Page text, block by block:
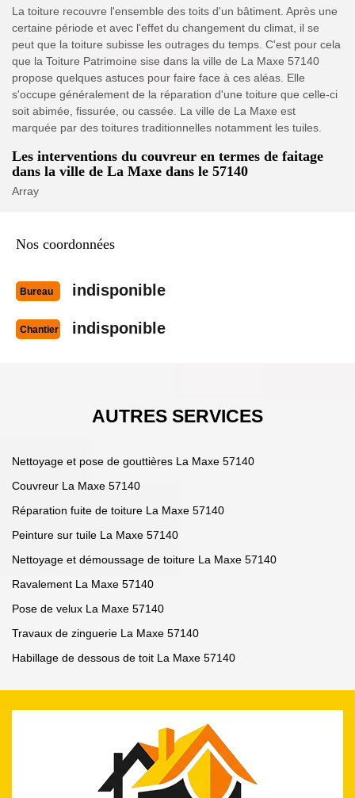
La toiture recouvre l'ensemble des toits d'un bâtiment. Après une
certaine période et avec l'effet du changement du climat, il se
peut que la toiture subisse les outrages du temps. C'est pour cela
que la Toiture Patrimoine sise dans la ville de La Maxe 57140
propose quelques astuces pour faire face à ces aléas. Elle
s'occupe généralement de la réparation d'une toiture que celle-ci
soit abimée, fissurée, ou cassée. La ville de La Maxe est
marquée par des toitures traditionnelles notamment les tuiles.
Les interventions du couvreur en termes de faitage
dans la ville de La Maxe dans le 57140
Array
Nos coordonnées
Bureau indisponible
Chantier indisponible
AUTRES SERVICES
Nettoyage et pose de gouttières La Maxe 57140
Couvreur La Maxe 57140
Réparation fuite de toiture La Maxe 57140
Peinture sur tuile La Maxe 57140
Nettoyage et démoussage de toiture La Maxe 57140
Ravalement La Maxe 57140
Pose de velux La Maxe 57140
Travaux de zinguerie La Maxe 57140
Habillage de dessous de toit La Maxe 57140